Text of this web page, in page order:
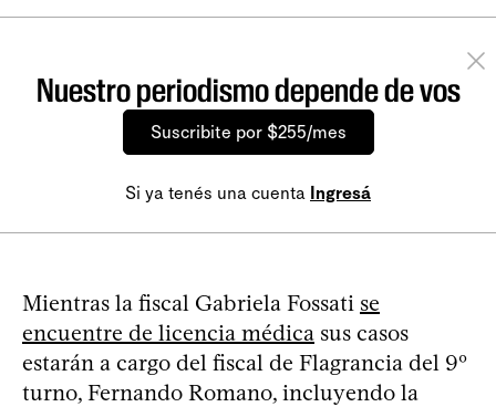
Nuestro periodismo depende de vos
Suscribite por $255/mes
Si ya tenés una cuenta Ingresá
Mientras la fiscal Gabriela Fossati se
encuentre de licencia médica sus casos
estarán a cargo del fiscal de Flagrancia del 9º
turno, Fernando Romano, incluyendo la